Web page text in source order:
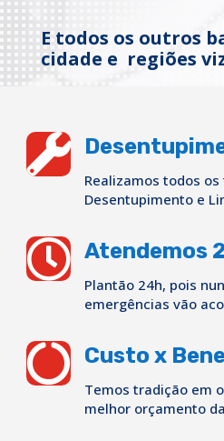
E todos os outros
cidade e regiões

Realizamos todos
Desentupimento e
 Atendemos
Plantão 24h, pois
emergências vão
 Custo x
Temos tradição em
melhor orçamento